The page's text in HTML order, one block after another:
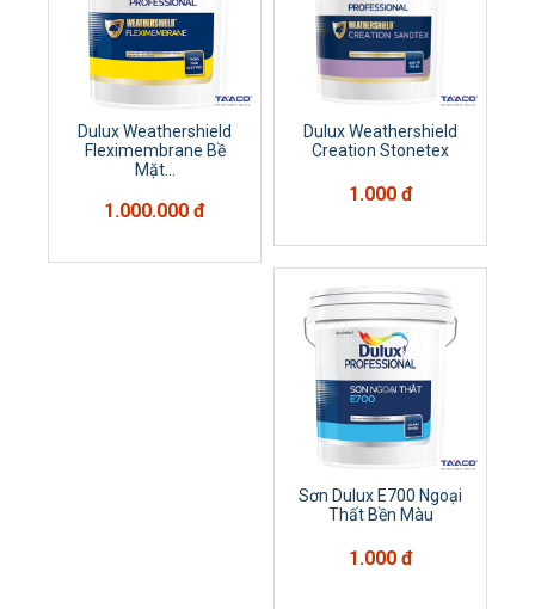
Dulux Weathershield
Fleximembrane Bề
Mặt...
1.000.000 đ
Dulux Weathershield
Creation Stonetex
1.000 đ
Sơn Dulux E700 Ngoại
Thất Bền Màu
1.000 đ